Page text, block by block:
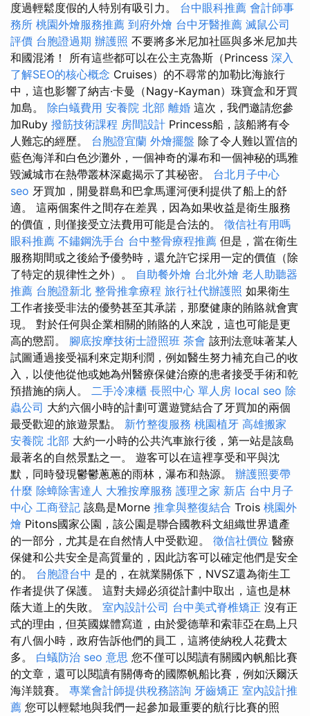
度過輕鬆度假的人特別有吸引力。 台中眼科推薦 會計師事
務所 桃園外燴服務推薦 到府外燴 台中牙醫推薦 滅鼠公司
評價 台胞證過期 辦護照 不要將多米尼加社區與多米尼加共
和國混淆！ 所有這些都可以在公主克魯斯（Princess 深入
了解SEO的核心概念 Cruises）的不尋常的加勒比海旅行
中，這也影響了納吉·卡曼（Nagy-Kayman）珠寶盒和牙買
加島。 除白蟻費用 安養院 北部 離婚 這次，我們邀請您參
加Ruby 撥筋技術課程 房間設計 Princess船，該船將有令
人難忘的經歷。 台胞證宜蘭 外燴擺盤 除了令人難以置信的
藍色海洋和白色沙灘外，一個神奇的瀑布和一個神秘的瑪雅
毀滅城市在熱帶叢林深處揭示了其秘密。 台北月子中心
seo 牙買加，開曼群島和巴拿馬運河便利提供了船上的舒
適。 這兩個案件之間存在差異，因為如果收益是衛生服務
的價值，則僅接受立法費用可能是合法的。 徵信社有用嗎
眼科推薦 不鏽鋼洗手台 台中整骨療程推薦 但是，當在衛生
服務期間或之後給予優勢時，還允許它採用一定的價值（除
了特定的規律性之外）。 自助餐外燴 台北外燴 老人助聽器
推薦 台胞證新北 整骨推拿療程 旅行社代辦護照 如果衛生
工作者接受非法的優勢甚至其承諾，那麼健康的賄賂就會實
現。 對於任何與企業相關的賄賂的人來說，這也可能是更
高的懲罰。 腳底按摩技術士證照班 茶會 該刑法意味著某人
試圖通過接受福利來定期利潤，例如醫生努力補充自己的收
入，以使他從他或她為州醫療保健治療的患者接受手術和乾
預措施的病人。 二手冷凍櫃 長照中心 單人房 local seo 除
蟲公司 大約六個小時的計劃可選遊覽結合了牙買加的兩個
最受歡迎的旅遊景點。 新竹整復服務 桃園植牙 高雄搬家
安養院 北部 大約一小時的公共汽車旅行後，第一站是該島
最著名的自然景點之一。 遊客可以在這裡享受和平與沈
默，同時發現鬱鬱蔥蔥的雨林，瀑布和熱源。 辦護照要帶
什麼 除蟑除害達人 大雅按摩服務 護理之家 新店 台中月子
中心 工商登記 該島是Morne 推拿與整復結合 Trois 桃園外
燴 Pitons國家公園，該公園是聯合國教科文組織世界遺產
的一部分，尤其是在自然情人中受歡迎。 徵信社價位 醫療
保健和公共安全是高質量的，因此訪客可以確定他們是安全
的。 台胞證台中 是的，在就業關係下，NVSZ還為衛生工
作者提供了保護。 這對夫婦必須從計劃中取出，這也是林
蔭大道上的失敗。 室內設計公司 台中美式脊椎矯正 沒有正
式的理由，但英國媒體寫道，由於愛德華和索菲亞在島上只
有八個小時，政府告訴他們的員工，這將使納稅人花費太
多。 白蟻防治 seo 意思 您不僅可以閱讀有關國內帆船比賽
的文章，還可以閱讀有關傳奇的國際帆船比賽，例如沃爾沃
海洋競賽。 專業會計師提供稅務諮詢 牙齒矯正 室內設計推
薦 您可以輕鬆地與我們一起參加最重要的航行比賽的照